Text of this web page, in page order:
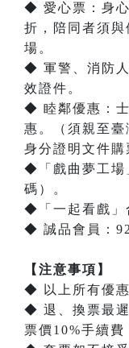
◆ 愛心票：身
折，陪同者須與
場。
◆ 軍警、消防
效證件。
◆ 睦鄰優惠：
惠。（須親至
身分證明文件購
◆「戲曲夢工場
碼）。
◆「一起看戲」
◆ 誠品會員：92
【注意事項】
◆ 以上所有優惠
◆ 退、換票最
票價10%手續費